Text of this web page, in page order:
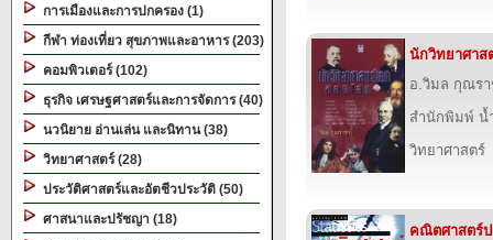
การเมืองและการปกครอง (1)
กีฬา ท่องเที่ยว สุขภาพและอาหาร (203)
คอมพิวเตอร์ (102)
ธุรกิจ เศรษฐศาสตร์และการจัดการ (40)
นวนิยาย อ่านเล่น และนิทาน (38)
วิทยาศาสตร์ (28)
ประวัติศาสตร์และอัตชีวประวัติ (50)
ศาสนาและปรัชญา (18)
นักวิทยาศาส
อ.วิมล กุณร
สำนักพิมพ์ น้
วิทยาศาสตร์
คณิตศาสตร์ป